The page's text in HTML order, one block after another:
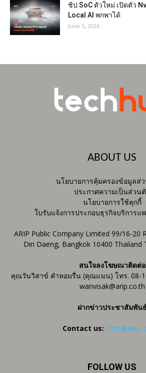
ชิป SoC ตัวใหม่ เปิดตัว
Local AI พกพาได้
June 5, 2026
ABOUT US
นโยบายการคุ้มครองข้อมูลส่
ประกาศความเป็นส่วน
นโยบายการใช้คุกกี้
ใบรับแจ้งการประกอบธุรกิจบริการแ
ARIP Public Company Limited 99/16-20
Din Daeng, Bangkok 10400 Thailand
สนใจลงโฆษณาติดต่อ
คุณวันวิสาข์ คำหอมรื่น (คุณแนน) โทร. 08-
wanvisak@arip.co.th
ฝากข่าวประชาสัมพัน
Contact us:
FOLLOW US